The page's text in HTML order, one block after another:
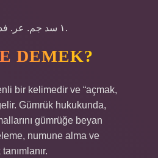
كفار – Kuffâr ١ سد جم. عر. فد: كافر.
DEMEK?
bir kelimedir ve “açmak,
Gümrük hukukunda,
gümrüğe beyan
numune alma ve